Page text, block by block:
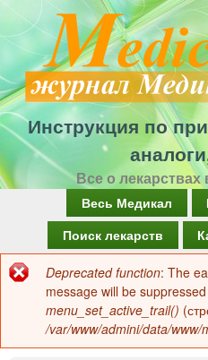
Перейти
к
основному
содержанию
Инструкция по
Все о
а
в
о
Весь Медикал
Поиск лекарств
Сообщение
об
ошибке
Deprecated function: The
message will be
menu_set_active_trail()
/var/www/admini/data/